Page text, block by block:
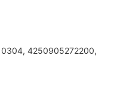
4250905272200,